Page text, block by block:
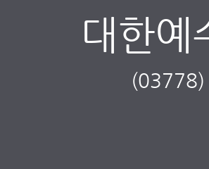
대한예
(03778)